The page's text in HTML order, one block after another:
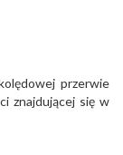
przerwie
znajdującej się w